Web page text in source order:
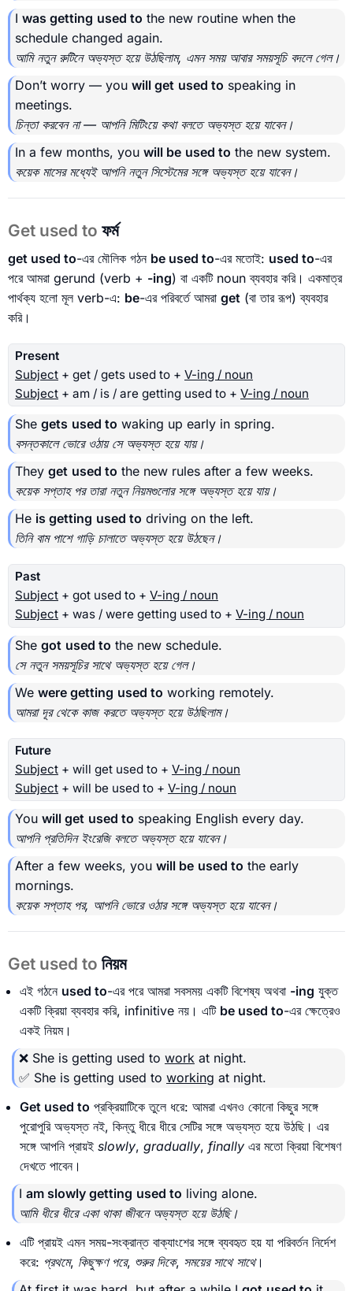
I was getting used to the new routine when the
schedule changed again.
আমি নতুন রুটিনে অভ্যস্ত হয়ে উঠছিলাম, এমন সময় আবার সময়সূচি বদলে গেল।
Don’t worry — you will get used to speaking in
meetings.
চিন্তা করবেন না — আপনি মিটিংয়ে কথা বলতে অভ্যস্ত হয়ে যাবেন।
In a few months, you will be used to the new system.
কয়েক মাসের মধ্যেই আপনি নতুন সিস্টেমের সঙ্গে অভ্যস্ত হয়ে যাবেন।
Get used to ফর্ম
get used to-এর মৌলিক গঠন be used to-এর মতোই: used to-এর
পরে আমরা gerund (verb + -ing) বা একটি noun ব্যবহার করি। একমাত্র
পার্থক্য হলো মূল verb-এ: be-এর পরিবর্তে আমরা get (বা তার রূপ) ব্যবহার
করি।
Present
Subject + get / gets used to + V-ing / noun
Subject + am / is / are getting used to + V-ing / noun
She gets used to waking up early in spring.
বসন্তকালে ভোরে ওঠায় সে অভ্যস্ত হয়ে যায়।
They get used to the new rules after a few weeks.
কয়েক সপ্তাহ পর তারা নতুন নিয়মগুলোর সঙ্গে অভ্যস্ত হয়ে যায়।
He is getting used to driving on the left.
তিনি বাম পাশে গাড়ি চালাতে অভ্যস্ত হয়ে উঠছেন।
Past
Subject + got used to + V-ing / noun
Subject + was / were getting used to + V-ing / noun
She got used to the new schedule.
সে নতুন সময়সূচির সাথে অভ্যস্ত হয়ে গেল।
We were getting used to working remotely.
আমরা দূর থেকে কাজ করতে অভ্যস্ত হয়ে উঠছিলাম।
Future
Subject + will get used to + V-ing / noun
Subject + will be used to + V-ing / noun
You will get used to speaking English every day.
আপনি প্রতিদিন ইংরেজি বলতে অভ্যস্ত হয়ে যাবেন।
After a few weeks, you will be used to the early
mornings.
কয়েক সপ্তাহ পর, আপনি ভোরে ওঠার সঙ্গে অভ্যস্ত হয়ে যাবেন।
Get used to নিয়ম
এই গঠনে used to-এর পরে আমরা সবসময় একটি বিশেষ্য অথবা -ing যুক্ত
একটি ক্রিয়া ব্যবহার করি, infinitive নয়। এটি be used to-এর ক্ষেত্রেও
একই নিয়ম।
❌ She is getting used to work at night.
✅ She is getting used to working at night.
Get used to প্রক্রিয়াটিকে তুলে ধরে: আমরা এখনও কোনো কিছুর সঙ্গে
পুরোপুরি অভ্যস্ত নই, কিন্তু ধীরে ধীরে সেটির সঙ্গে অভ্যস্ত হয়ে উঠছি। এর
সঙ্গে আপনি প্রায়ই slowly, gradually, finally এর মতো ক্রিয়া বিশেষণ
দেখতে পাবেন।
I am slowly getting used to living alone.
আমি ধীরে ধীরে একা থাকা জীবনে অভ্যস্ত হয়ে উঠছি।
এটি প্রায়ই এমন সময়-সংক্রান্ত বাক্যাংশের সঙ্গে ব্যবহৃত হয় যা পরিবর্তন নির্দেশ
করে: প্রথমে, কিছুক্ষণ পরে, শুরুর দিকে, সময়ের সাথে সাথে।